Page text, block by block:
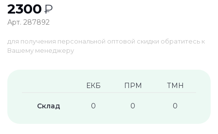
2300₽
Арт. 287892
для получения персональной оптовой скидки обратитесь к
Вашему менеджеру
ЕКБ ПРМ ТМН
Склад 0 0 0